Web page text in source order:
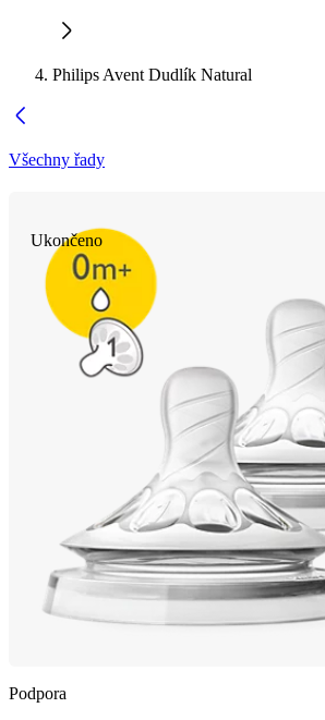
Philips Avent Dudlík Natural
Všechny řady
Ukončeno
Podpora